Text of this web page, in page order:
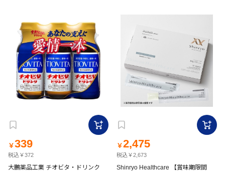
￥339
税込￥372
大鵬薬品工業 チオビタ・ドリンク
￥2,475
税込￥2,673
Shinryo Healthcare 【賞味期限間